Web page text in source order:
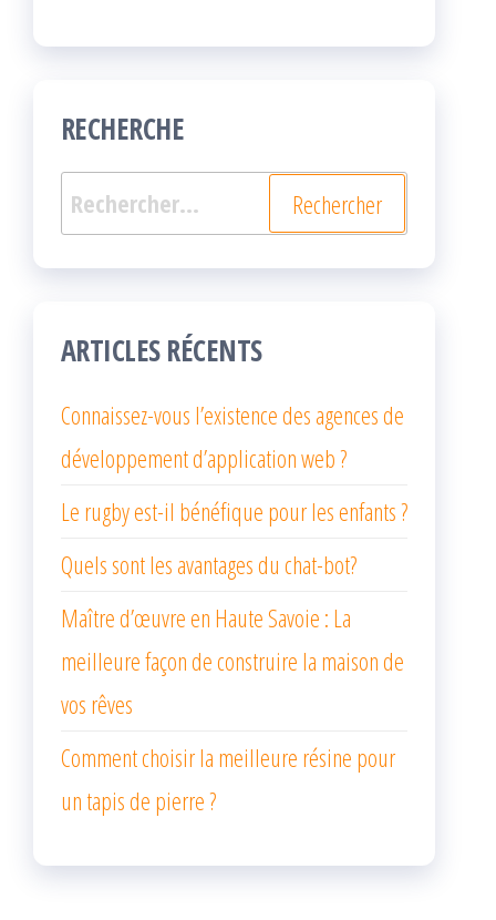
RECHERCHE
Rechercher :
ARTICLES RÉCENTS
Connaissez-vous l’existence des agences de
développement d’application web ?
Le rugby est-il bénéfique pour les enfants ?
Quels sont les avantages du chat-bot?
Maître d’œuvre en Haute Savoie : La
meilleure façon de construire la maison de
vos rêves
Comment choisir la meilleure résine pour
un tapis de pierre ?